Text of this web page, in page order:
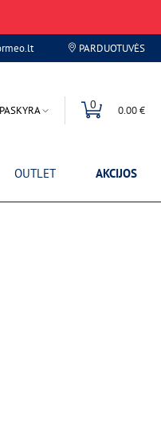
PARDUOTUVĖS
0 0.00 €
OUTLET AKCIJOS